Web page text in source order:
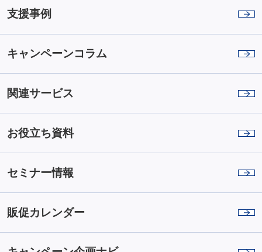
支援事例
キャンペーンコラム
関連サービス
お役立ち資料
セミナー情報
販促カレンダー